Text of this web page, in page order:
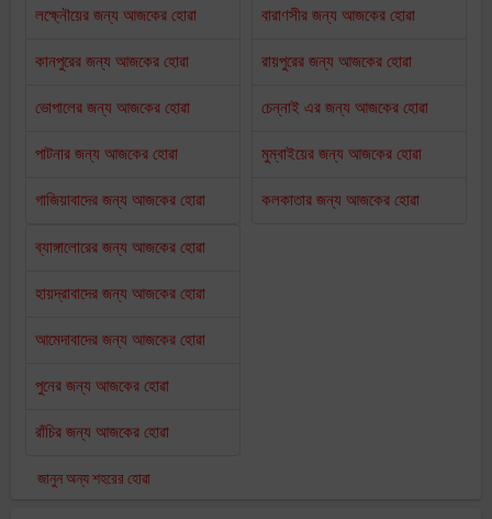
লক্ষ্নৌয়ের জন্য আজকের হোৱা
কানপুরের জন্য আজকের হোৱা
ভোপালের জন্য আজকের হোৱা
পাটনার জন্য আজকের হোৱা
গাজিয়াবাদের জন্য আজকের হোৱা
বারাণসীর জন্য আজকের হোৱা
রায়পুরের জন্য আজকের হোৱা
চেন্নাই এর জন্য আজকের হোৱা
মুম্বাইয়ের জন্য আজকের হোৱা
কলকাতার জন্য আজকের হোৱা
ব্যাঙ্গালোরের জন্য আজকের হোৱা
হায়দ্রাবাদের জন্য আজকের হোৱা
আমেদাবাদের জন্য আজকের হোৱা
পুনের জন্য আজকের হোৱা
রাঁচির জন্য আজকের হোৱা
জানুন অন্য শহরের হোৱা